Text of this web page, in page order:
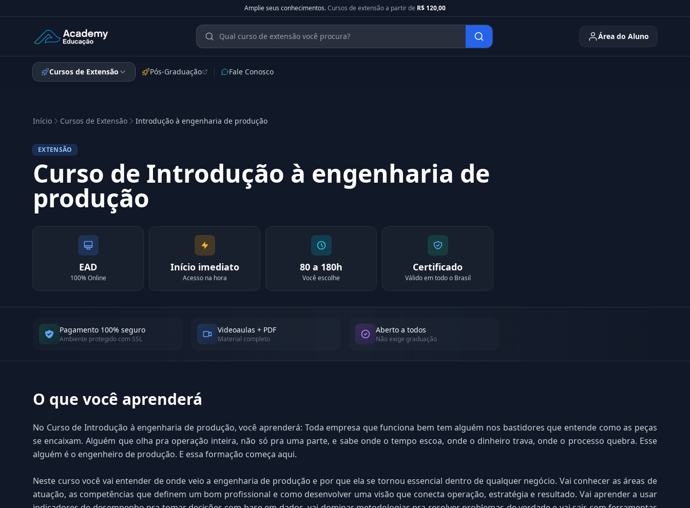
Amplie seus conhecimentos.Cursos de extensão a partir de R$ 120,00
Academy Extensão Área do Aluno
Cursos de Extensão Pós-Graduação Fale Conosco
Início Cursos de Extensão Introdução à engenharia de produção
EXTENSÃO
Curso de Introdução à engenharia de
produção
EAD
100% Online
Início imediato
Acesso na hora
80 a 180h
Você escolhe
Certificado
Válido em todo o Brasil
Pagamento 100% seguro
Ambiente protegido com SSL
Videoaulas + PDF
Material completo
Aberto a todos
Não exige graduação
O que você aprenderá
No Curso de Introdução à engenharia de produção, você aprenderá: Toda empresa que funciona bem tem alguém nos bastidores que entende como as peças
se encaixam. Alguém que olha pra operação inteira, não só pra uma parte, e sabe onde o tempo escoa, onde o dinheiro trava, onde o processo quebra. Esse
alguém é o engenheiro de produção. E essa formação começa aqui.
Neste curso você vai entender de onde veio a engenharia de produção e por que ela se tornou essencial dentro de qualquer negócio. Vai conhecer as áreas de
atuação, as competências que definem um bom profissional e como desenvolver uma visão que conecta operação, estratégia e resultado. Vai aprender a usar